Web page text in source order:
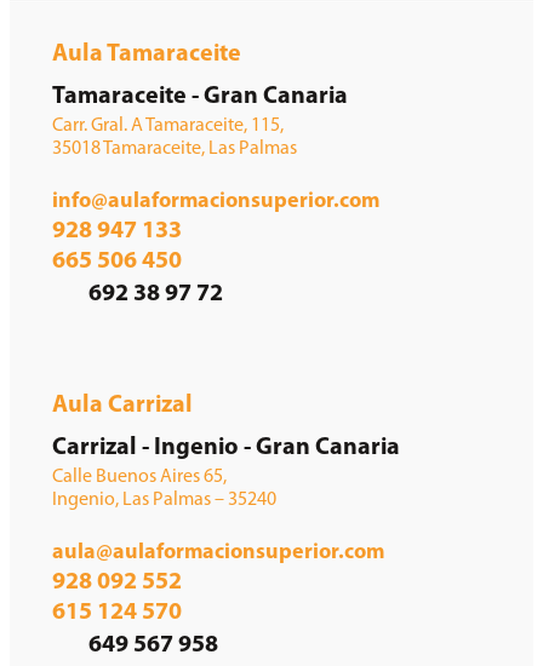
Aula Tamaraceite
Tamaraceite - Gran Canaria
Carr. Gral. A Tamaraceite, 115,
35018 Tamaraceite, Las Palmas
info@aulaformacionsuperior.com
928 947 133
665 506 450
692 38 97 72
Aula Carrizal
Carrizal - Ingenio - Gran Canaria
Calle Buenos Aires 65,
Ingenio, Las Palmas – 35240
aula@aulaformacionsuperior.com
928 092 552
615 124 570
649 567 958